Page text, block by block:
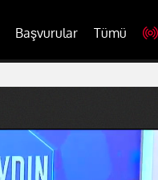
Başvurular Tümü